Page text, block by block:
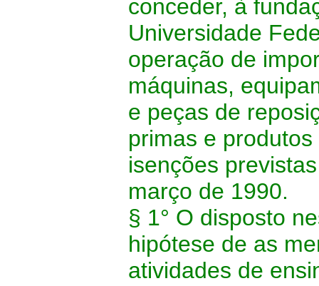
conceder, à
Universidade
operação de
máquinas,
e peças de
primas e
isenções
março de 1990.
§ 1° O disposto
hipótese de as
atividades de